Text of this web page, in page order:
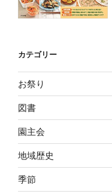
カテゴリー
お祭り
図書
園主会
地域歴史
季節